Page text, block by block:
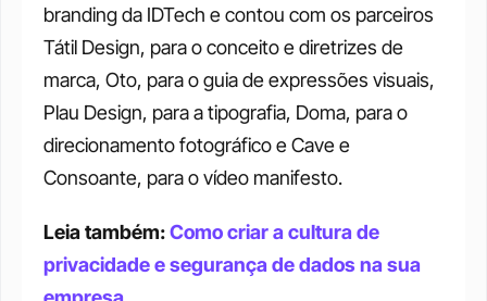
branding da IDTech e contou com os parceiros
Tátil Design, para o conceito e diretrizes de
marca, Oto, para o guia de expressões visuais,
Plau Design, para a tipografia, Doma, para o
direcionamento fotográfico e Cave e
Consoante, para o vídeo manifesto.
Leia também: Como criar a cultura de
privacidade e segurança de dados na sua